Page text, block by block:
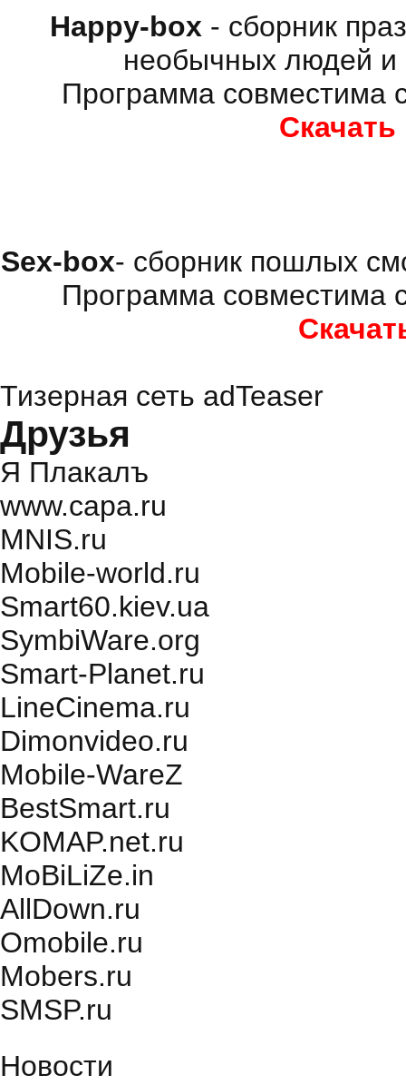
Happy-box - сборник
необычных людей и
Программа совместима
Sex-box- сборник пошлых
Программа совместима
Тизерная сеть adTeaser
Друзья
Я Плакалъ
www.capa.ru
MNIS.ru
Mobile-world.ru
Smart60.kiev.ua
SymbiWare.org
Smart-Planet.ru
LineCinema.ru
Dimonvideo.ru
Mobile-WareZ
BestSmart.ru
KOMAP.net.ru
MoBiLiZe.in
AllDown.ru
Оmobile.ru
Mobers.ru
SMSP.ru
Новости